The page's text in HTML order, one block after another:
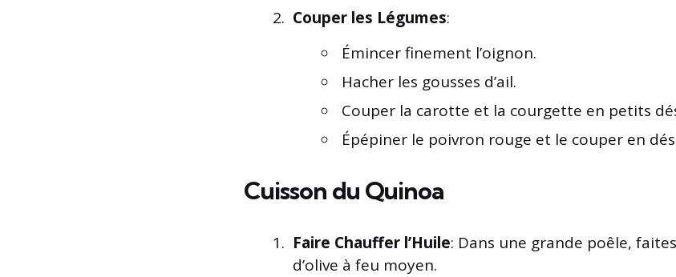
Couper les Légumes:
Émincer finement l’oignon.
Hacher les gousses d’ail.
Couper la carotte et la courgette en petits
Épépiner le poivron rouge et le couper en
Cuisson du Quinoa
Faire Chauffer l’Huile: Dans une grande poêle,
d’olive à feu moyen.